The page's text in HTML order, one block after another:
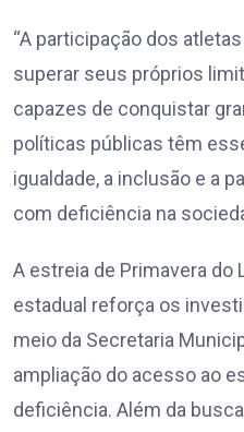
“A participação dos
superar seus próprios
capazes de conquistar
políticas públicas têm
igualdade, a inclusão e a
com deficiência na
A estreia de Primavera
estadual reforça os
meio da Secretaria
ampliação do acesso ao
deficiência. Além da